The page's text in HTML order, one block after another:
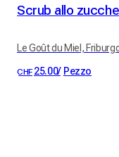
Le Goût du Miel,
CHF 25.00/ Pezzo